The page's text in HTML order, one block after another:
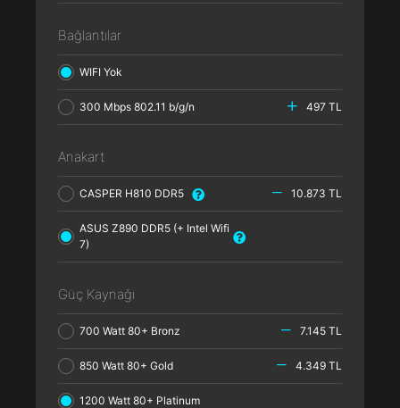
Bağlantılar
WIFI Yok
300 Mbps 802.11 b/g/n 497 TL
Anakart
CASPER H810 DDR5 10.873 TL
ASUS Z890 DDR5 (+ Intel Wifi
7)
Güç Kaynağı
700 Watt 80+ Bronz 7.145 TL
850 Watt 80+ Gold 4.349 TL
1200 Watt 80+ Platinum